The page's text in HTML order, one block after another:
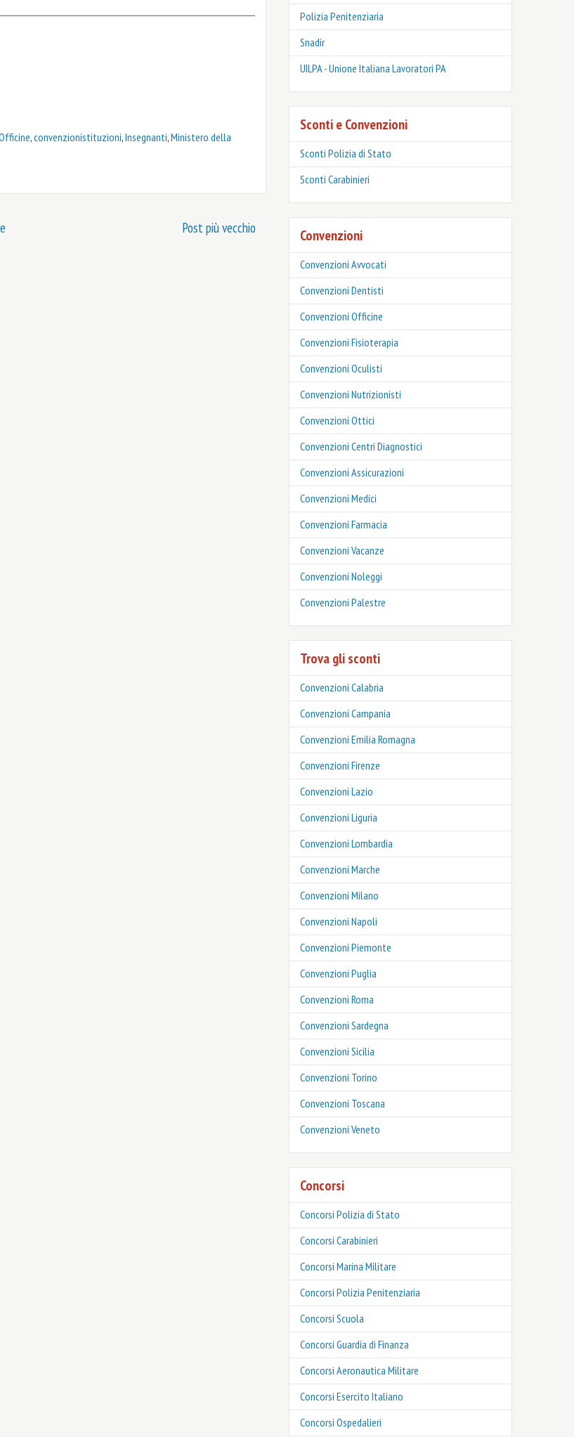
,convenzionistituzioni,Insegnanti,Ministero della
Post più vecchio
Polizia Penitenziaria
Snadir
UILPA - Unione Italiana Lavoratori PA
Sconti e Convenzioni
Sconti Polizia di Stato
‎Sconti Carabinieri
Convenzioni
Convenzioni Avvocati
Convenzioni Dentisti
Convenzioni Officine
Convenzioni Fisioterapia
Convenzioni Oculisti
Convenzioni Nutrizionisti
Convenzioni Ottici
Convenzioni Centri Diagnostici
Convenzioni Assicurazioni
Convenzioni Medici
Convenzioni Farmacia
Convenzioni Vacanze
Convenzioni Noleggi
Convenzioni Palestre
Trova gli sconti
Convenzioni Calabria
Convenzioni Campania
Convenzioni Emilia Romagna
Convenzioni Firenze
Convenzioni Lazio
Convenzioni Liguria
Convenzioni Lombardia
Convenzioni Marche
Convenzioni Milano
Convenzioni Napoli
Convenzioni Piemonte
Convenzioni Puglia
Convenzioni Roma
Convenzioni Sardegna
Convenzioni Sicilia
Convenzioni Torino
Convenzioni Toscana
Convenzioni Veneto
Concorsi
Concorsi Polizia di Stato
Concorsi Carabinieri
Concorsi Marina Militare
Concorsi Polizia Penitenziaria
Concorsi Scuola
Concorsi Guardia di Finanza
Concorsi Aeronautica Militare
Concorsi Esercito Italiano
Concorsi Ospedalieri